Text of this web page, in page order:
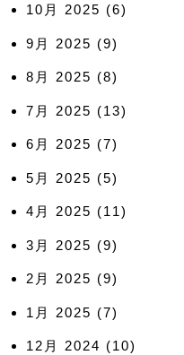
10月 2025 (6)
9月 2025 (9)
8月 2025 (8)
7月 2025 (13)
6月 2025 (7)
5月 2025 (5)
4月 2025 (11)
3月 2025 (9)
2月 2025 (9)
1月 2025 (7)
12月 2024 (10)